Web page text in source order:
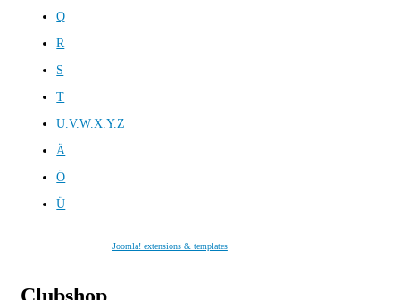
Q
R
S
T
U.V.W.X.Y.Z
Ä
Ö
Ü
Joomla! extensions & templates